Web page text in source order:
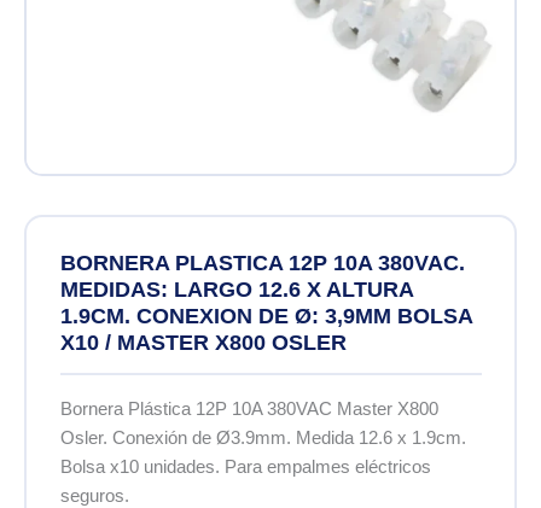
BORNERA PLASTICA 12P 10A 380VAC.
MEDIDAS: LARGO 12.6 X ALTURA
1.9CM. CONEXION DE Ø: 3,9MM BOLSA
X10 / MASTER X800 OSLER
Bornera Plástica 12P 10A 380VAC Master X800
Osler. Conexión de Ø3.9mm. Medida 12.6 x 1.9cm.
Bolsa x10 unidades. Para empalmes eléctricos
seguros.